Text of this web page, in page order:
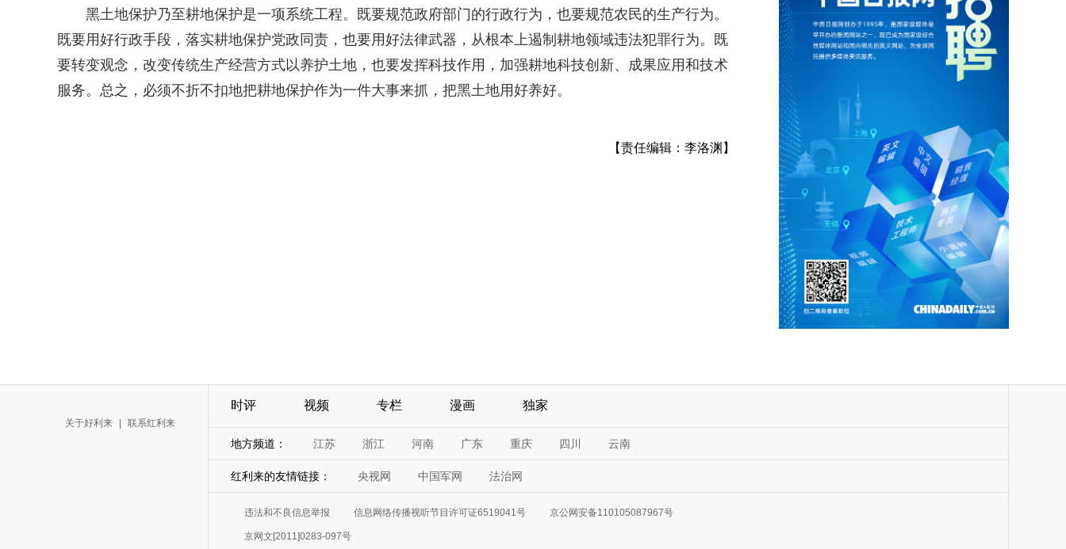
黑土地保护乃至耕地保护是一项系统工程。既要规范政府部门的行政行为，也要规范农民的生产行为。
既要用好行政手段，落实耕地保护党政同责，也要用好法律武器，从根本上遏制耕地领域违法犯罪行为。既
要转变观念，改变传统生产经营方式以养护土地，也要发挥科技作用，加强耕地科技创新、成果应用和技术
服务。总之，必须不折不扣地把耕地保护作为一件大事来抓，把黑土地用好养好。
【责任编辑：李洛渊】
关于好利来 | 联系红利来
时评 视频 专栏 漫画 独家
地方频道： 江苏 浙江 河南 广东 重庆 四川 云南
红利来的友情链接： 央视网 中国军网 法治网
违法和不良信息举报 信息网络传播视听节目许可证6519041号 京公网安备110105087967号
京网文[2011]0283-097号